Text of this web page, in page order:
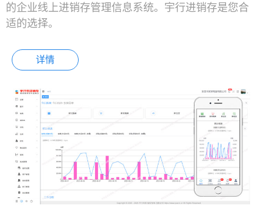
的企业线上进销存管理信息系统。宇行进销存是您合
适的选择。
详情